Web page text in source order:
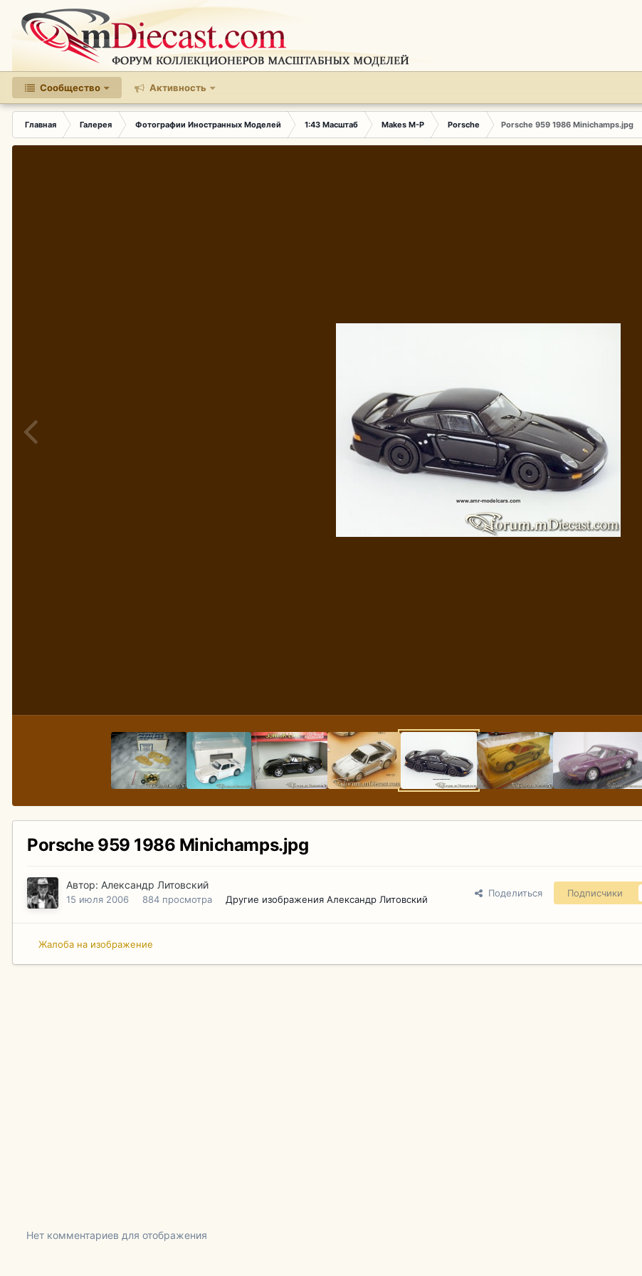
Сообщество Активность
Главная Галерея Фотографии Иностранных Моделей 1:43 Масштаб Makes M-P Porsche Porsche 959 1986 Minichamps.jpg
Porsche 959 1986 Minichamps.jpg
Автор: Александр Литовский
15 июля 2006 884 просмотра Другие изображения Александр Литовский
Поделиться Подписчики
Жалоба на изображение
Нет комментариев для отображения